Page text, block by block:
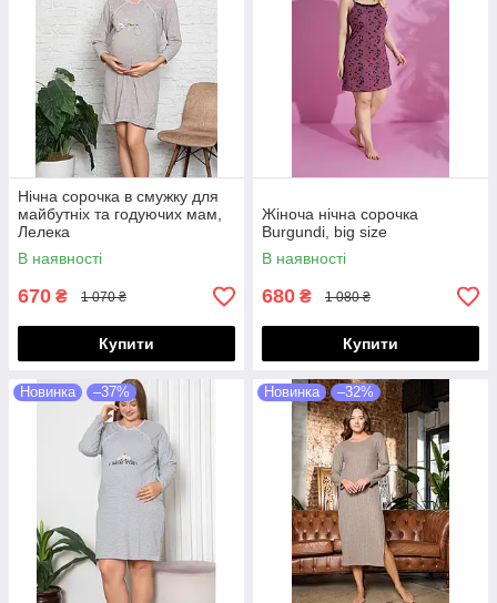
Нічна сорочка в смужку для
майбутніх та годуючих мам,
Лелека
В наявності
670 ₴ 1 070 ₴
Купити
Жіноча нічна сорочка
Burgundi, big size
В наявності
680 ₴ 1 080 ₴
Купити
Новинка –37% Новинка –32%